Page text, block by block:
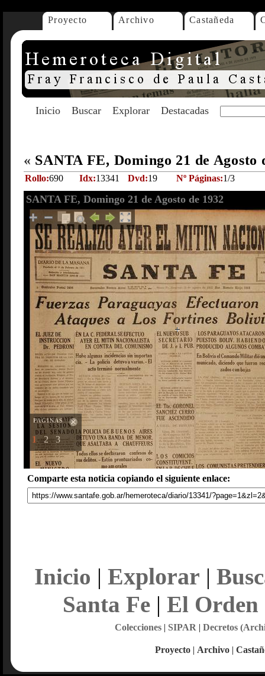
Proyecto Archivo Castañeda
Inicio Buscar Explorar Destacadas
« SANTA FE, Domingo 21 de Agosto
Rollo:690 Idx:13341 Dvd:19 Nº Páginas:1/3
SANTA FE, Domingo 21 de Agosto de 1932
PAGINAS
1 2 3
Comparte esta noticia copiando el siguiente enlace:
Inicio | Explorar |
Santa Fe| El Orden
Colecciones| SIPAR | Decretos
Proyecto | Archivo |